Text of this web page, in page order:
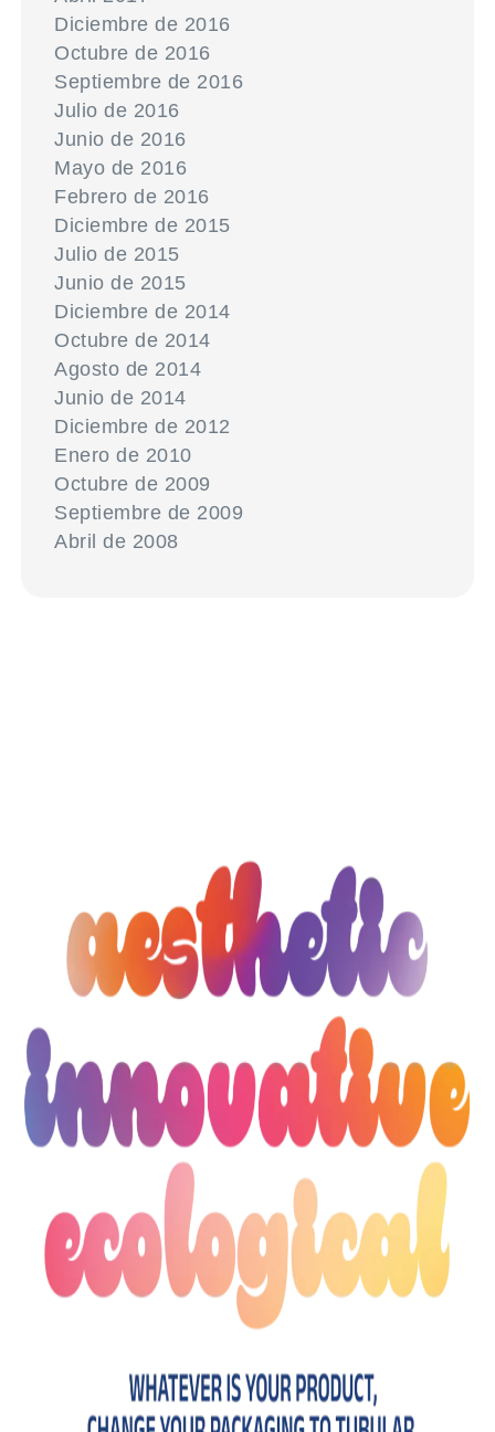
Diciembre de 2016
Octubre de 2016
Septiembre de 2016
Julio de 2016
Junio de 2016
Mayo de 2016
Febrero de 2016
Diciembre de 2015
Julio de 2015
Junio de 2015
Diciembre de 2014
Octubre de 2014
Agosto de 2014
Junio de 2014
Diciembre de 2012
Enero de 2010
Octubre de 2009
Septiembre de 2009
Abril de 2008